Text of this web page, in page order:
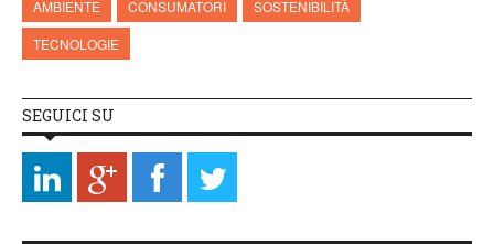
AMBIENTE CONSUMATORI
SOSTENIBILITÀ
TECNOLOGIE
SEGUICI SU